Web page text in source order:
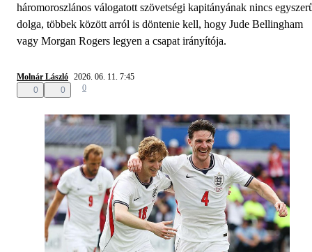
háromoroszlános válogatott szövetségi kapitányának nincs
dolga, többek között arról is döntenie kell, hogy Jude Bellingham
vagy Morgan Rogers legyen a csapat irányítója.
Molnár László 2026. 06. 11. 7:45
0
0 0